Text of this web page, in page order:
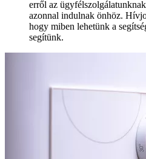
erről az
azonnal indulnak önhöz.
hogy miben lehetünk a
segítünk.